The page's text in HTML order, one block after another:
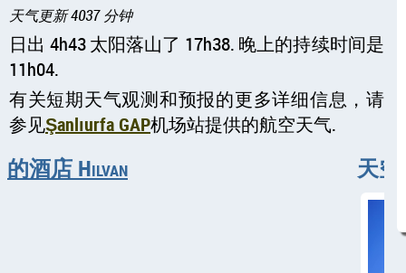
天气更新 4037 分钟
日出 4h43 太阳落山了 17h38. 晚上的持续时间是
11h04.
有关短期天气观测和预报的更多详细信息，请
参见Şanlıurfa GAP机场站提供的航空天气.
的酒店 Hilvan 天空